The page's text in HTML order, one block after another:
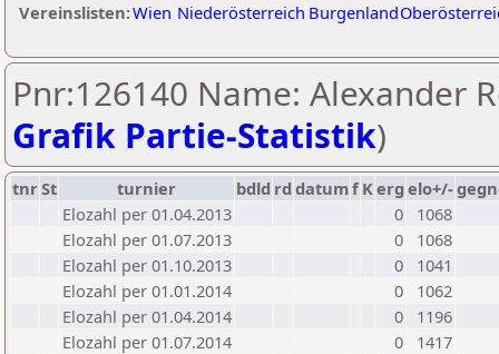
Vereinslisten:Wien Niederösterreich Burgenland
Pnr:126140 Name: Alexander
Grafik Partie-Statistik)
tnrSt turnier bdld rd datumf Kerg elo+/-
Elozahl per 01.04.2013
0
1068
Elozahl per 01.07.2013
0
1068
Elozahl per 01.10.2013
0
1041
Elozahl per 01.01.2014
0
1062
Elozahl per 01.04.2014
0
1196
Elozahl per 01.07.2014
0
1417